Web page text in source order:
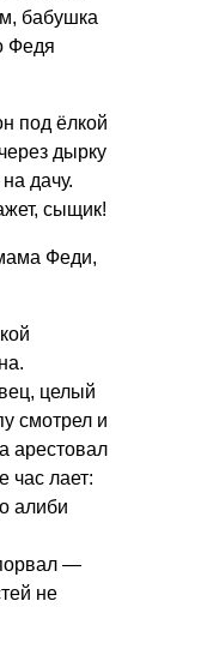
бабушка
Федя
под ёлкой
дырку
дачу.
сыщик!
Феди,
целый
смотрел и
арестовал
час лает:
алиби
—
не